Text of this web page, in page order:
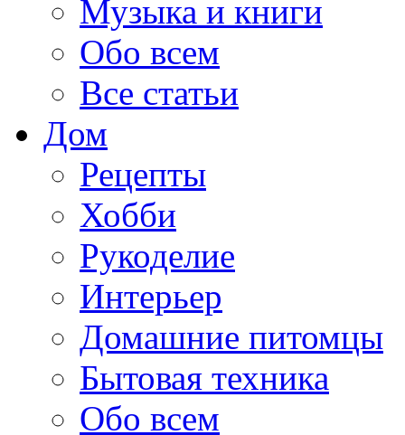
Музыка и книги
Обо всем
Все статьи
Дом
Рецепты
Хобби
Рукоделие
Интерьер
Домашние питомцы
Бытовая техника
Обо всем